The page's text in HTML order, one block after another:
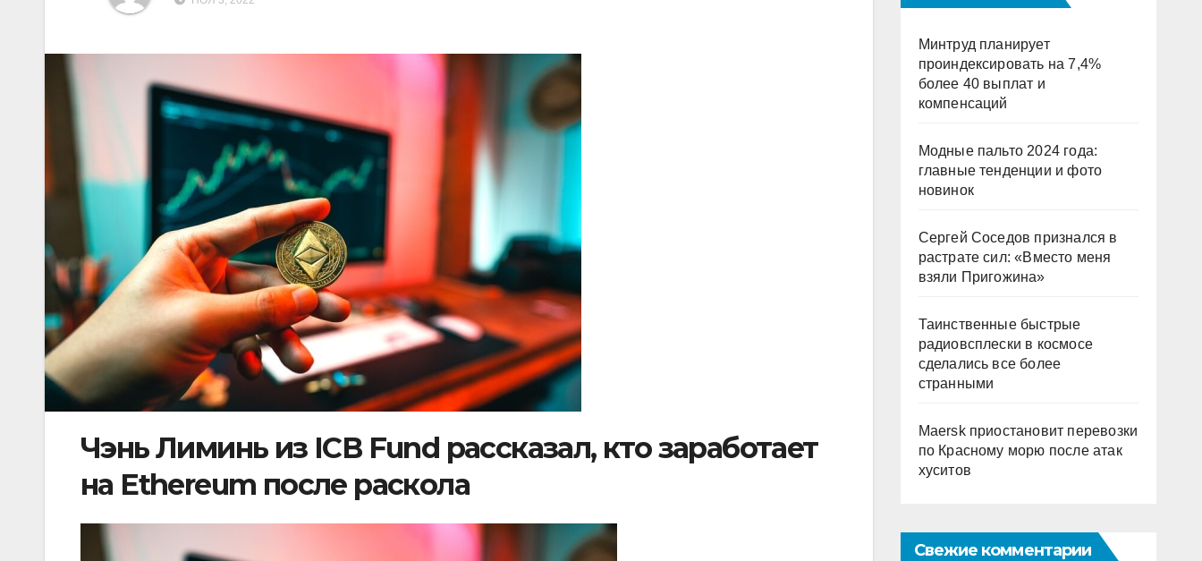
Чэнь Лиминь из ICB Fund рассказал, кто заработает
на Ethereum после раскола
Минтруд планирует
проиндексировать на 7,4%
более 40 выплат и
компенсаций
Модные пальто 2024 года:
главные тенденции и фото
новинок
Сергей Соседов признался в
растрате сил: «Вместо меня
взяли Пригожина»
Таинственные быстрые
радиовсплески в космосе
сделались все более
странными
Maersk приостановит перевозки
по Красному морю после атак
хуситов
Свежие комментарии